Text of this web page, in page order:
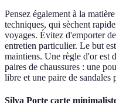
Pensez également à la
techniques, qui sèchent
voyages. Évitez d'emporter
entretien particulier. Le but
maintiens. Une règle d'or est
paires de chaussures : une
libre et une paire de sandales
Silva Porte carte